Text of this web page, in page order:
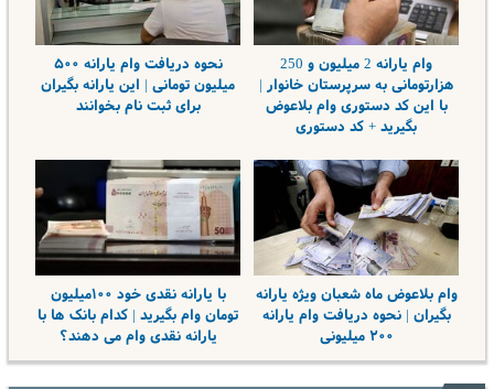
وام یارانه 2 میلیون و 250
هزارتومانی به سرپرستان خانوار |
با این کد دستوری وام بلاعوض
بگیرید + کد دستوری
نحوه دریافت وام یارانه ۵۰۰
میلیون تومانی | این یارانه بگیران
برای ثبت نام بخوانند
وام بلاعوض ماه شعبان ویژه یارانه
بگیران | نحوه دریافت وام یارانه
۲۰۰ میلیونی
با یارانه نقدی خود ۱۰۰میلیون
تومان وام بگیرید | کدام بانک ها با
یارانه نقدی وام می دهند؟